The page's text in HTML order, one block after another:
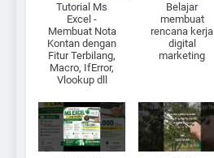
Tutorial Ms
Excel -
Membuat Nota
Kontan dengan
Fitur Terbilang,
Macro, IfError,
Vlookup dll
Belajar
membuat
rencana kerja
digital
marketing